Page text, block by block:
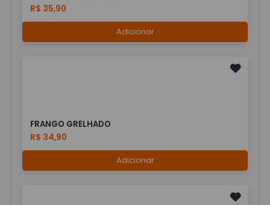
R$ 35,90
Adicionar
FRANGO GRELHADO
R$ 34,90
Adicionar